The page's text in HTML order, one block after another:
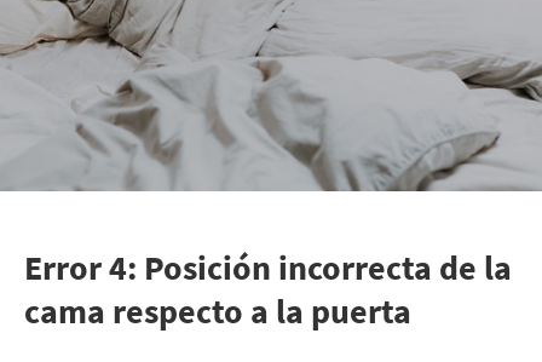
Error 4: Posición incorrecta de la
cama respecto a la puerta